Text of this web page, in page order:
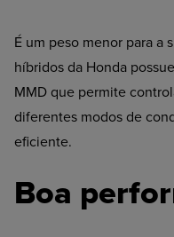
É um peso menor para a
híbridos da Honda
MMD que permite
diferentes modos de
eficiente.
Boa